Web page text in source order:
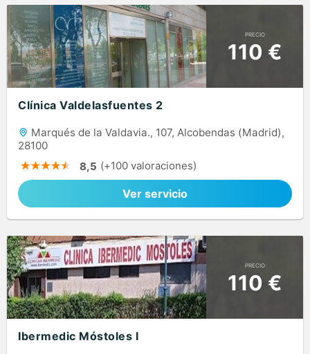
PRECIO
110 €
Clínica Valdelasfuentes 2
Marqués de la Valdavia., 107, Alcobendas (Madrid),
28100
8,5 (+100 valoraciones)
Ver servicio
PRECIO
110 €
Ibermedic Móstoles I